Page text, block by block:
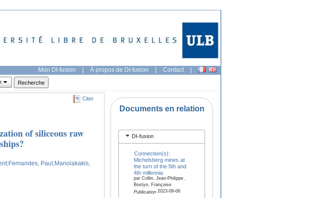
Mon DI-fusion | À propos de DI-fusion | Contact |
Citer
of siliceous raw
;Fernandes, Paul;Manolakakis,
Documents en relation
DI-fusion
Connection(s):
Michelsberg mines at
the turn of the 5th and
4th millennia
par Collin, Jean-Philippe ,
Bostyn, Françoise
Publication2023-09-06